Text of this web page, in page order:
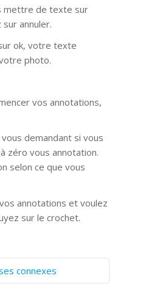
mettre de texte sur
annuler.
ok, votre texte
photo.
vos annotations,
demandant si vous
zéro vous annotation.
selon ce que vous
annotations et voulez
sur le crochet.
connexes